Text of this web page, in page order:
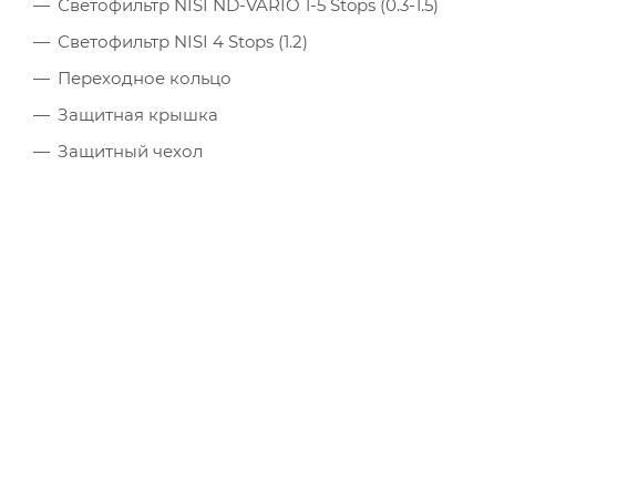
Светофильтр NISI ND-VARIO 1-5 Stops (0.3-1.5)
Светофильтр NISI 4 Stops (1.2)
Переходное кольцо
Защитная крышка
Защитный чехол